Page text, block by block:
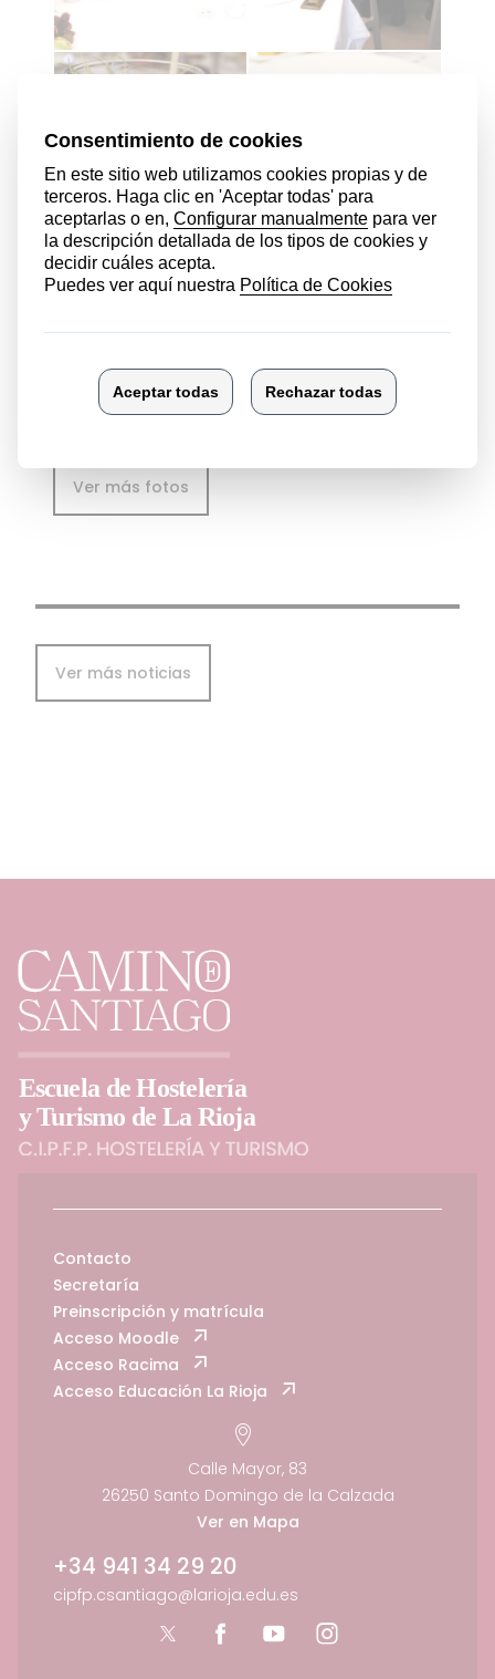
Ver más fotos
Ver más noticias
Contacto
Secretaría
Preinscripción y matrícula
Acceso Moodle
Acceso Racima
Acceso Educación La Rioja
Calle Mayor, 83
26250 Santo Domingo de la Calzada
Ver en Mapa
+34 941 34 29 20
cipfp.csantiago@larioja.edu.es